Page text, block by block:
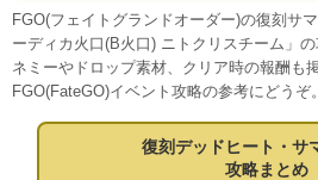
FGO(フェイトグランドオーダー)の復刻サ
ーディカ火口(B火口) ニトクリスチーム」
ネミーやドロップ素材、クリア時の報酬も
FGO(FateGO)イベント攻略の参考にどうぞ。
復刻デッドヒート・サ
攻略まとめ